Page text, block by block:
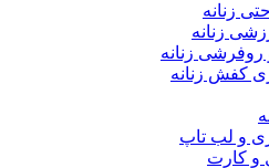
زنانه
زنانه
روفرشی زنانه
کفش زنانه
و لب تاپ
و کارت